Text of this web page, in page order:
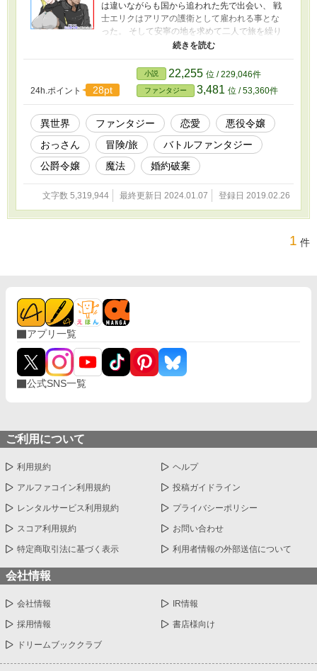
は違いながらも国から追われた先で出会い、 戦
士エリクはアリアの護衛として雇われる事とな
った。 そして安寧の地を求めて二人で旅を繰り
広げる。 暴走気味の前向き美少女アリアに振り
回される戦士エリクと、 不器用で愚直なエリク
に呆れながらも付き合う元公爵令嬢アリア。 凸
凹コンビが織り成し紡ぐ異世界を巡るファンタ
ジー作品です。
24h.ポイント 28pt
小説 22,255 位 / 229,046件
ファンタジー 3,481 位 / 53,360件
異世界 ファンタジー 恋愛
悪役令嬢
おっさん
冒険/旅
バトルファンタジー
公爵令嬢
魔法 婚約破棄
文字数 5,319,944 最終更新日 2024.01.07 登録日 2019.02.26
1 件
アプリ一覧
公式SNS一覧
ご利用について
利用規約 ヘルプ
アルファコイン利用規約 投稿ガイドライン
レンタルサービス利用規約 プライバシーポリシー
スコア利用規約 お問い合わせ
特定商取引法に基づく表示 利用者情報の外部送信について
会社情報
会社情報 IR情報
採用情報 書店様向け
ドリームブッククラブ